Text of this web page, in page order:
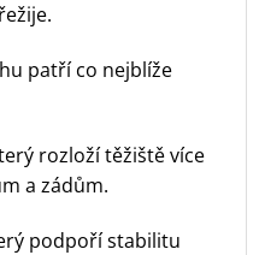
patří co nejblíže
rozloží těžiště více
a zádům.
podpoří stabilitu